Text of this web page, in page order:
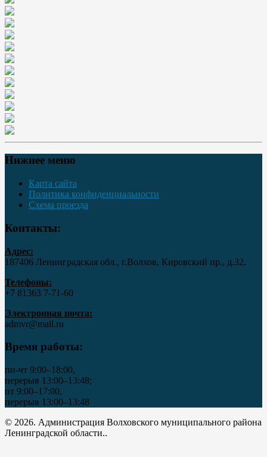
Нижнее меню
Карта сайта
Политика конфиденциальности
Схема проезда
Контакты:
Адрес:
187406 Ленинградская обл., г.Волхов, Кировский пр., д.32.
Телефоны:
+7 81363 7‑71-60
Электронная почта:
admvr@mail.ru
Время работы:
пн-чт 9:00–18:00,
перерыв 13:00–13:48;
пт 9:00–17:00,
перерыв 13:00–13:48
© 2026. Администрация Волховского муниципального района
Ленинградской области..